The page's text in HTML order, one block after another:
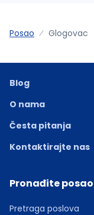
Posao Glogovac
Blog
O nama
Česta pitanja
Kontaktirajte nas
Pronađite posao
Pretraga poslova